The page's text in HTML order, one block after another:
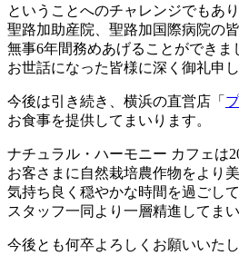
ということへのチャレンジでもあり
聖路加助産院、聖路加国際病院の
無事6年間務めあげることができま
お世話になった皆様に深く御礼申し
今後は引き続き、横浜の直営店「
お食事を提供してまいります。
ナチュラル・ハーモニー カフェは
お客さまに自然栽培農作物をより
気持ち良く穏やかな時間を過ごし
スタッフ一同より一層精進してまい
今後とも何卒よろしくお願いいたし